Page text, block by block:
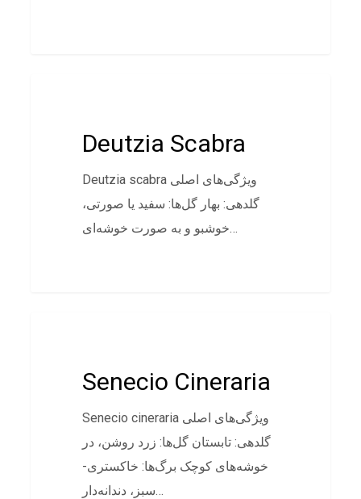
Deutzia Scabra
Deutzia scabra ویژگی‌های اصلی
گلدهی: بهار گل‌ها: سفید یا صورتی،
خوشبو و به صورت خوشه‌ای…
Senecio Cineraria
Senecio cineraria ویژگی‌های اصلی
گلدهی: تابستان گل‌ها: زرد روشن، در
خوشه‌های کوچک برگ‌ها: خاکستری-
سبز، دندانه‌دار…